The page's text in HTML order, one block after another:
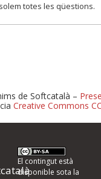
totes les qüestions.
nos
de Softcatalà –
Creative Commons
El contingut està
disponible sota la